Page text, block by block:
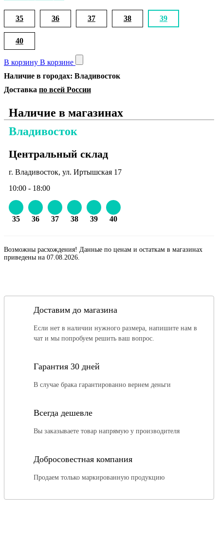
35 36 37 38 39
40
В корзину В корзине
Наличие в городах: Владивосток
Доставка по всей России
Наличие в магазинах
Владивосток
Центральный склад
г. Владивосток, ул. Иртышская 17
10:00 - 18:00
35 36 37 38 39 40
Возможны расхождения! Данные по ценам и остаткам в магазинах
приведены на 07.08.2026.
Доставим до магазина
Если нет в наличии нужного размера, напишите нам в
чат и мы попробуем решить ваш вопрос.
Гарантия 30 дней
В случае брака гарантированно вернем деньги
Всегда дешевле
Вы заказываете товар напрямую у производителя
Добросовестная компания
Продаем только маркированную продукцию